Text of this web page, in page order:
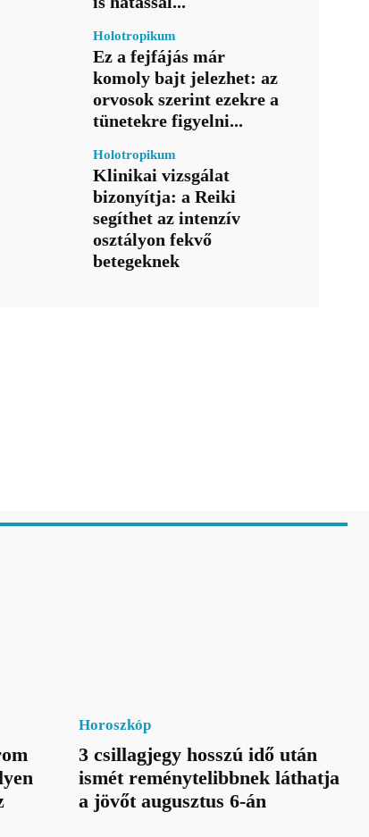
Holotropikum
Ez a fejfájás már
komoly bajt jelezhet: az
orvosok szerint ezekre a
tünetekre figyelni...
Holotropikum
Klinikai vizsgálat
bizonyítja: a Reiki
segíthet az intenzív
osztályon fekvő
betegeknek
Horoszkóp
3 csillagjegy hosszú idő után
ismét reménytelibbnek láthatja
a jövőt augusztus 6-án